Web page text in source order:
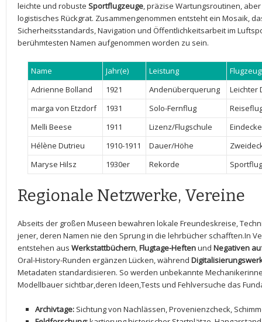
leichte und robuste Sportflugzeuge, ​präzise Wartungsroutinen,
logistisches Rückgrat. Zusammengenommen entsteht⁤ ein Mosaik,
Sicherheitsstandards, Navigation und Öffentlichkeitsarbeit im
berühmtesten Namen aufgenommen worden ⁢zu sein.
Name Jahr(e) Leistung
Adrienne Bolland
1921 Andenüberquerung
Leichter
marga von Etzdorf
1931 Solo-Fernflug
Melli Beese
1911 Lizenz/Flugschule
Hélène Dutrieu
1910-1911 Dauer/Höhe
Maryse Hilsz
1930er Rekorde
Regionale Netzwerke, Vereine
Abseits der großen Museen bewahren lokale Freundeskreise,
jener, ⁤deren Namen nie den Sprung in die lehrbücher schafften.In
entstehen aus Werkstattbüchern,Flugtage-Heftenund Negativen
Oral-History-Runden ergänzen Lücken, während
Metadaten standardisieren. So werden unbekannte
Modellbauer sichtbar,deren Ideen,Tests und⁣ Fehlversuche das
Archivtage: Sichtung von ⁣Nachlässen, Provenienzcheck,